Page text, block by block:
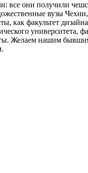
они получили
вузы
как факультет
университета,
Желаем нашим